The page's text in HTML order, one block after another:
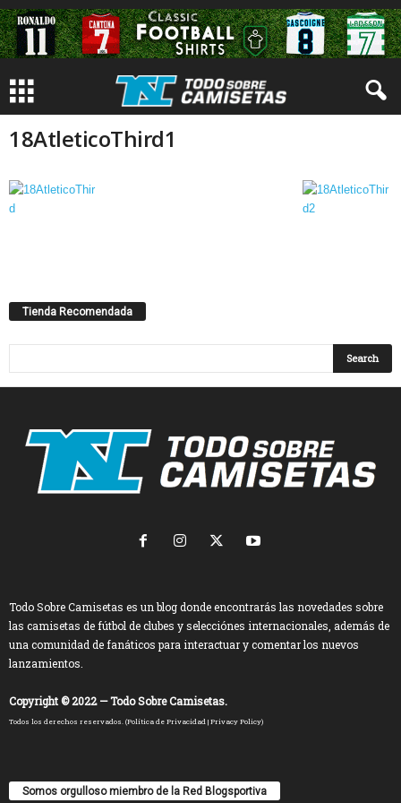
18AtleticoThird1
Tienda Recomendada
Todo Sobre Camisetas es un blog donde encontrarás las novedades sobre
las camisetas de fútbol de clubes y selecciónes internacionales, además de
una comunidad de fanáticos para interactuar y comentar los nuevos
lanzamientos.
Copyright © 2022 — Todo Sobre Camisetas.
Todos los derechos reservados. (Política de Privacidad | Privacy Policy)
Somos orgulloso miembro de la Red Blogsportiva